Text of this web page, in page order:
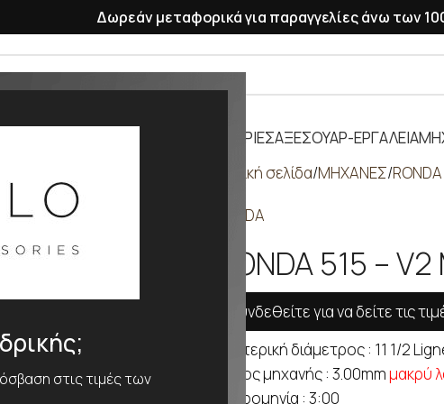
στις τιμές των
Δωρεάν μεταφορικά για παραγγελίες άνω των
ΜΠΑΤΑΡΙΕΣΑΞΕΣΟΥΑΡ-ΕΡΓΑΛΕΙΑ
Αρχική σελίδα ΜΗΧΑΝΕΣ
RONDA
RONDA 515 –
Συνδεθείτε για να δείτε τις
Εξωτερική διάμετρος : 11 1/2
Πάχος μηχανής : 3.00mmμακρύ
Ημερομηνία : 3:00